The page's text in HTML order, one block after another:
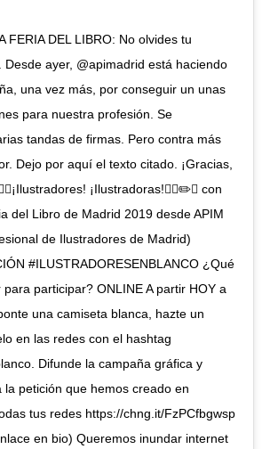
FERIA DEL LIBRO: No olvides tu
Desde ayer, @apimadrid está haciendo
una vez más, por conseguir un unas
para nuestra profesión. Se
tandas de firmas. Pero contra más
Dejo por aquí el texto citado. ¡Gracias,
¡Ilustradoras!✊🏼✏️🔥 con
del Libro de Madrid 2019 desde APIM
de Ilustradores de Madrid)
#ILUSTRADORESENBLANCO ¿Qué
participar? ONLINE A partir HOY a
una camiseta blanca, hazte un
en las redes con el hashtag
Difunde la campaña gráfica y
la petición que hemos creado en
tus redes https://chng.it/FzPCfbgwsp
en bio) Queremos inundar internet